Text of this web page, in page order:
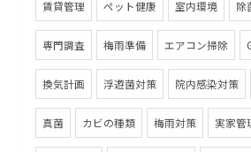
賃貸管理 ペット健康 室内環境 除
専門調査 梅雨準備 エアコン掃除
換気計画 浮遊菌対策 院内感染対策
真菌 カビの種類 梅雨対策 実家管